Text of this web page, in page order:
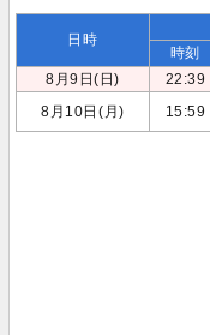
日時
時刻
8月9日(日)
22:39
8月10日(月)
15:59